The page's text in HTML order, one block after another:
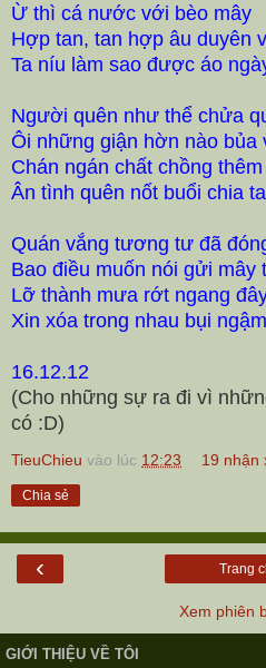
Ừ thì cá nước với bèo mây
Hợp tan, tan hợp âu duyên
Ta níu làm sao được áo
Người quên như thể chửa
Ôi những giận hờn nào bủa
Chán ngán chất chồng
Ân tình quên nốt buổi chia
Quán vắng tương tư đã
Bao điều muốn nói gửi mây
Lỡ thành mưa rớt ngang
Xin xóa trong nhau bụi
16.12.12
(Cho những sự ra đi vì
có :D)
TieuChieu vào lúc 12:23 19 nhận
Chia sẻ
‹ Trang
Xem phiên
GIỚI THIỆU VỀ TÔI